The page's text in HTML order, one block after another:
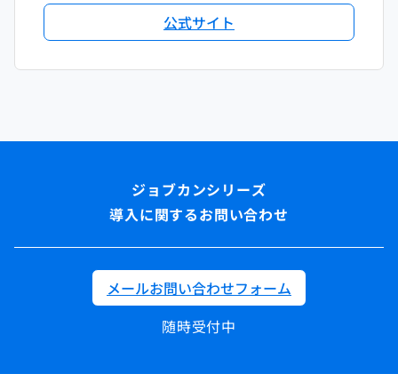
公式サイト
導入に関するお問い合わせ
メールお問い合わせフォーム
随時受付中